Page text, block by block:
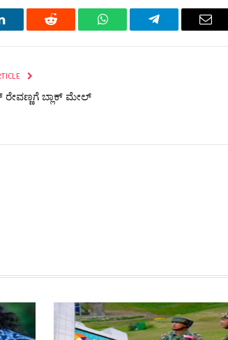
Reddit WhatsAppTelegram
ಬ್ಲಾಕ್‌ ಮೇಲ್